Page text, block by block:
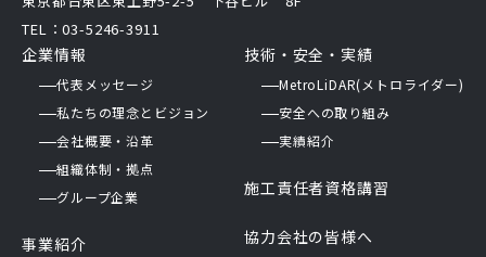
TEL：03-5246-3911
企業情報
代表メッセージ
私たちの理念とビジョン
会社概要・沿革
組織体制・拠点
グループ企業
事業紹介
技術・安全・実績
MetroLiDAR(メトロライダー)
安全への取り組み
実績紹介
施工責任者資格講習
協力会社の皆様へ